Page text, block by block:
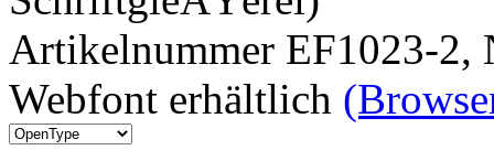
Artikelnummer EF1023-2,
Webfont erhältlich